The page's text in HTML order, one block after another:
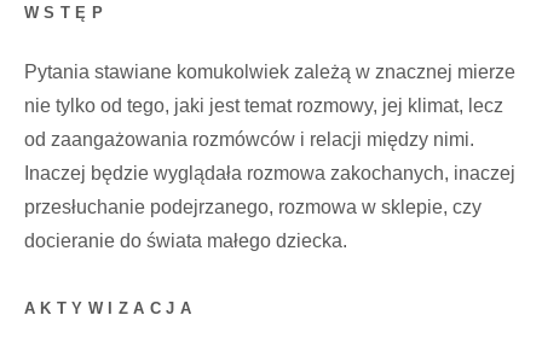
WSTĘP
Pytania stawiane komukolwiek zależą w znacznej mierze
nie tylko od tego, jaki jest temat rozmowy, jej klimat, lecz
od zaangażowania rozmówców i relacji między nimi.
Inaczej będzie wyglądała rozmowa zakochanych, inaczej
przesłuchanie podejrzanego, rozmowa w sklepie, czy
docieranie do świata małego dziecka.
AKTYWIZACJA